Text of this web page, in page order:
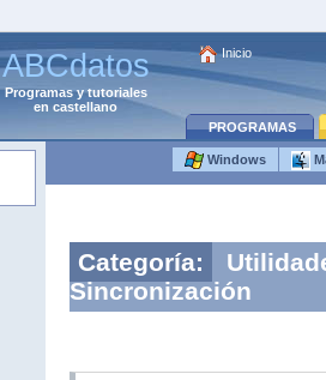
ABCdatos
Programasytutoriales
en castellano
Inicio
PROGRAMAS
Windows
Categoría:
Sincronización